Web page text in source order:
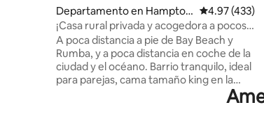
Departamento en Hampton
Bays
Calificación
4.97 (433)
¡Casa rural privada y acogedora a pocos
pasos de la playa!
A poca distancia a pie de Bay Beach y
Rumba, y a poca distancia en coche de la
ciudad y el océano. Barrio tranquilo, ideal
para parejas, cama tamaño king en la